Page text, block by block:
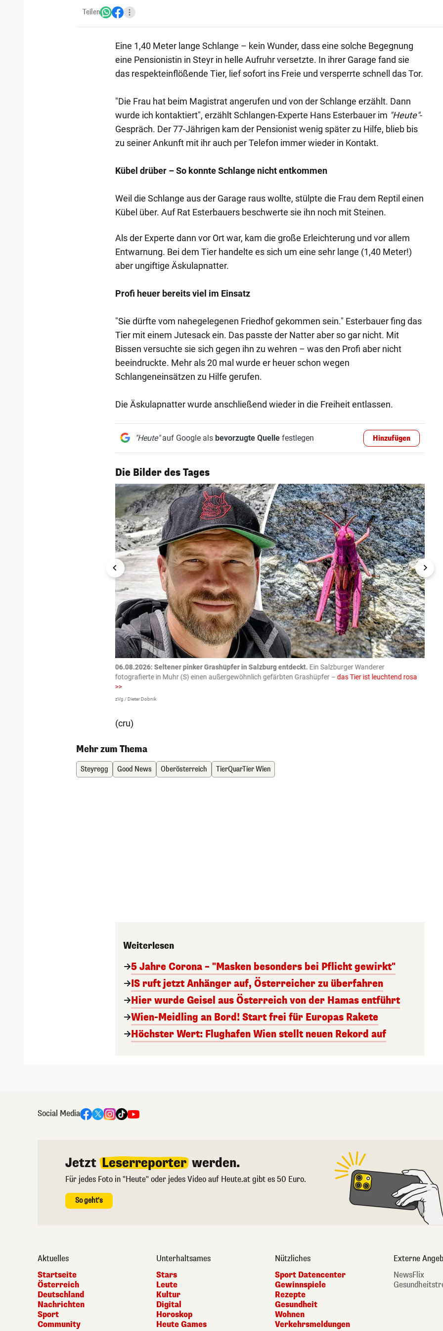
Teilen
Eine 1,40 Meter lange Schlange – kein Wunder, dass eine solche Begegnung
eine Pensionistin in Steyr in helle Aufruhr versetzte. In ihrer Garage fand sie
das respekteinflößende Tier, lief sofort ins Freie und versperrte schnell das Tor.
"Die Frau hat beim Magistrat angerufen und von der Schlange erzählt. Dann
wurde ich kontaktiert", erzählt Schlangen-Experte Hans Esterbauer im "Heute"-
Gespräch. Der 77-Jährigen kam der Pensionist wenig später zu Hilfe, blieb bis
zu seiner Ankunft mit ihr auch per Telefon immer wieder in Kontakt.
Kübel drüber – So konnte Schlange nicht entkommen
Weil die Schlange aus der Garage raus wollte, stülpte die Frau dem Reptil einen
Kübel über. Auf Rat Esterbauers beschwerte sie ihn noch mit Steinen.
Als der Experte dann vor Ort war, kam die große Erleichterung und vor allem
Entwarnung. Bei dem Tier handelte es sich um eine sehr lange (1,40 Meter!)
aber ungiftige Äskulapnatter.
Profi heuer bereits viel im Einsatz
"Sie dürfte vom nahegelegenen Friedhof gekommen sein." Esterbauer fing das
Tier mit einem Jutesack ein. Das passte der Natter aber so gar nicht. Mit
Bissen versuchte sie sich gegen ihn zu wehren – was den Profi aber nicht
beeindruckte. Mehr als 20 mal wurde er heuer schon wegen
Schlangeneinsätzen zu Hilfe gerufen.
Die Äskulapnatter wurde anschließend wieder in die Freiheit entlassen.
"Heute"auf Google als bevorzugte Quellefestlegen Hinzufügen
Die Bilder des Tages
1/54
06.08.2026: Seltener pinker Grashüpfer in Salzburg entdeckt. Ein Salzburger Wanderer
fotografierte in Muhr (S) einen außergewöhnlich gefärbten Grashüpfer – das Tier ist leuchtend rosa
>>
zVg / Dieter Dobnik
(cru)
Mehr zum Thema
Steyregg Good News Oberösterreich TierQuarTier Wien
Weiterlesen
5 Jahre Corona – "Masken besonders bei Pflicht gewirkt"
IS ruft jetzt Anhänger auf, Österreicher zu überfahren
Hier wurde Geisel aus Österreich von der Hamas entführt
Wien-Meidling an Bord! Start frei für Europas Rakete
Höchster Wert: Flughafen Wien stellt neuen Rekord auf
Social Media
Jetzt Leserreporter werden.
Für jedes Foto in "Heute" oder jedes Video auf Heute.at gibt es 50 Euro.
So geht's
Aktuelles
Startseite
Österreich
Deutschland
Nachrichten
Sport
Community
Unterhaltsames
Stars
Leute
Kultur
Digital
Horoskop
Heute Games
Nützliches
Sport Datencenter
Gewinnspiele
Rezepte
Gesundheit
Wohnen
Verkehrsmeldungen
Externe
NewsFlix